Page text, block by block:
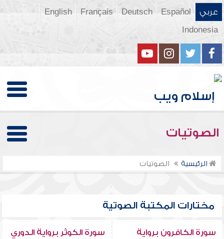
عربي Español
Deutsch
Français
English
Indonesia
الصوتيات
الرئيسية الصوتيات
مختارات المكتبة الصوتية
سورة الكافرون برواية
سورة الكوثر برواية الدوري